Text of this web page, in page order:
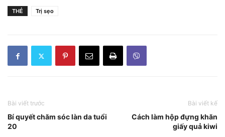
THẺ Trị sẹo
Bài viết trước
Bí quyết chăm sóc làn da tuổi
20
Bài viết kế
Cách làm hộp đựng khăn
giấy quả kiwi